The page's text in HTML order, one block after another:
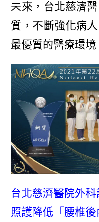
未來，台北慈濟
質，不斷強化病
最優質的醫療環境
台北慈濟醫院外
照護降低「腰椎